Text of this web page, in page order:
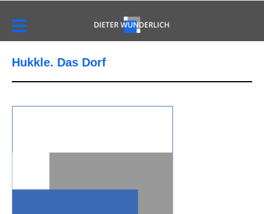
Hukkle. Das Dorf